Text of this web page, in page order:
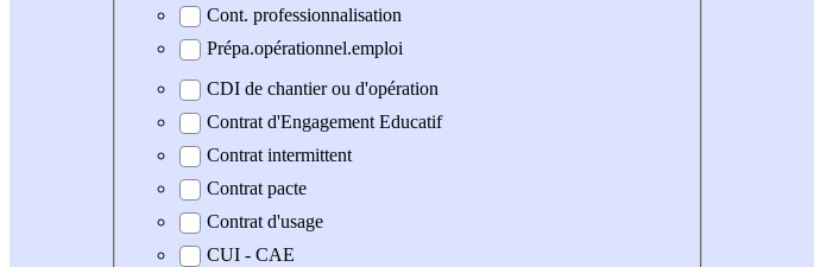
Cont. professionnalisation
Prépa.opérationnel.emploi
CDI de chantier ou d'opération
Contrat d'Engagement Educatif
Contrat intermittent
Contrat pacte
Contrat d'usage
CUI - CAE